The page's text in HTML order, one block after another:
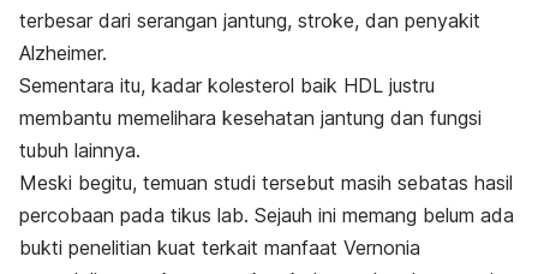
terbesar dari serangan jantung, stroke, dan penyakit
Alzheimer.
Sementara itu, kadar kolesterol baik HDL justru
membantu memelihara kesehatan jantung dan fungsi
tubuh lainnya.
Meski begitu, temuan studi tersebut masih sebatas hasil
percobaan pada tikus lab. Sejauh ini memang belum ada
bukti penelitian kuat terkait manfaat Vernonia